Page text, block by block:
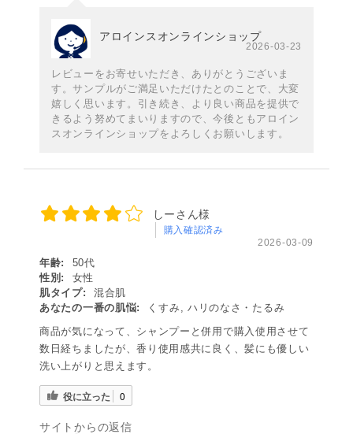
アロインスオンラインショップ
2026-03-23
レビューをお寄せいただき、ありがとうございま
す。サンプルがご満足いただけたとのことで、大変
嬉しく思います。引き続き、より良い商品を提供で
きるよう努めてまいりますので、今後ともアロイン
スオンラインショップをよろしくお願いします。
しーさん様
購入確認済み
2026-03-09
年齢:
50代
性別:
女性
肌タイプ:
混合肌
あなたの一番の肌悩:
くすみ, ハリのなさ・たるみ
商品が気になって、シャンプーと併用で購入使用させて
数日経ちましたが、香り使用感共に良く、髪にも優しい
洗い上がりと思えます。
役に立った 0
サイトからの返信